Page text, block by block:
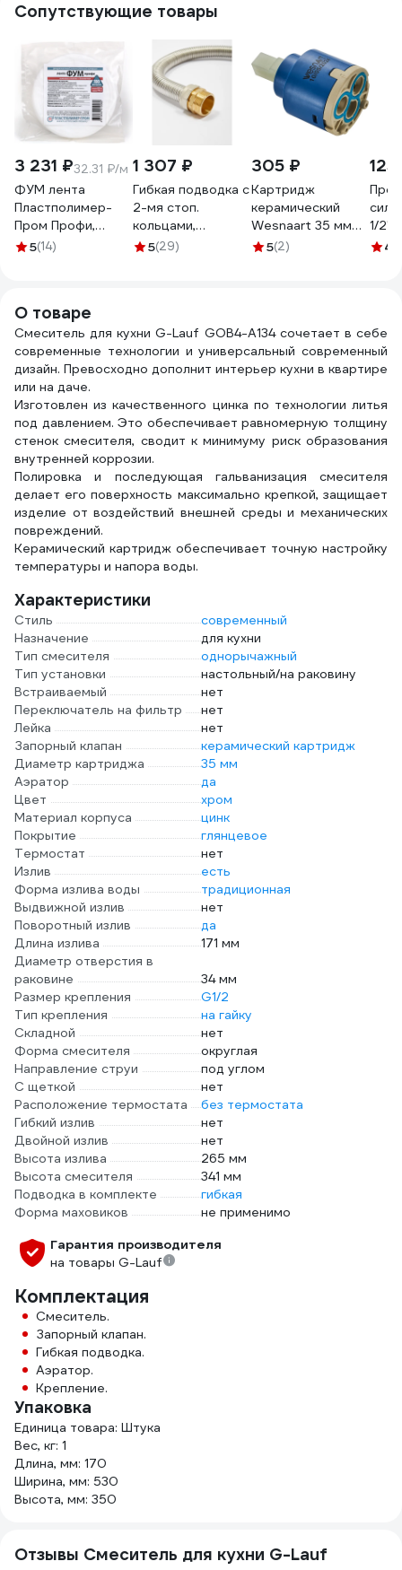
Сопутствующие товары
3 231 ₽32.31 ₽/м
ФУМ лента
Пластполимер-
Пром Профи,
0,1х15 мм, 100 м
5(14)
1 307 ₽
Гибкая подводка с
2-мя стоп.
кольцами,
прокладками,
5(29)
305 ₽
Картридж
керамический
Wesnaart 35 мм
SP-K0350
5(2)
125
1/2"
4.8
О товаре
Смеситель для кухни G-Lauf GOB4-A134 сочетает в себе
современные технологии и универсальный современный
дизайн. Превосходно дополнит интерьер кухни в квартире
или на даче.
Изготовлен из качественного цинка по технологии литья
под давлением. Это обеспечивает равномерную толщину
стенок смесителя, сводит к минимуму риск образования
внутренней коррозии.
Полировка и последующая гальванизация смесителя
делает его поверхность максимально крепкой, защищает
изделие от воздействий внешней среды и механических
повреждений.
Керамический картридж обеспечивает точную настройку
температуры и напора воды.
Характеристики
Стиль
современный
Назначение
для кухни
Тип смесителя
однорычажный
Тип установки
настольный/на раковину
Встраиваемый
нет
Переключатель на фильтр
нет
Лейка
нет
Запорный клапан
керамический картридж
Диаметр картриджа
35 мм
Аэратор
да
Цвет
хром
Материал корпуса
цинк
Покрытие
глянцевое
Термостат
нет
Излив
есть
Форма излива воды
традиционная
Выдвижной излив
нет
Поворотный излив
да
Длина излива
171 мм
Диаметр отверстия в
раковине
34 мм
Размер крепления
G1/2
Тип крепления
на гайку
Складной
нет
Форма смесителя
округлая
Направление струи
под углом
С щеткой
нет
Расположение термостата
без термостата
Гибкий излив
нет
Двойной излив
нет
Высота излива
265 мм
Высота смесителя
341 мм
Подводка в комплекте
гибкая
Форма маховиков
не применимо
Гарантия производителя
на товары G-Lauf
Комплектация
Смеситель.
Запорный клапан.
Гибкая подводка.
Аэратор.
Крепление.
Упаковка
Единица товара: Штука
Вес, кг: 1
Длина, мм: 170
Ширина, мм: 530
Высота, мм: 350
Отзывы Смеситель для кухни G-Lauf